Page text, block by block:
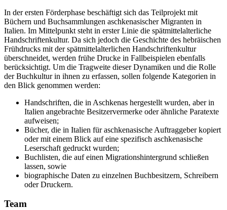
In der ersten Förderphase beschäftigt sich das Teilprojekt mit
Büchern und Buchsammlungen aschkenasischer Migranten in
Italien. Im Mittelpunkt steht in erster Linie die spätmittelalterliche
Handschriftenkultur. Da sich jedoch die Geschichte des hebräischen
Frühdrucks mit der spätmittelalterlichen Handschriftenkultur
überschneidet, werden frühe Drucke in Fallbeispielen ebenfalls
berücksichtigt. Um die Tragweite dieser Dynamiken und die Rolle
der Buchkultur in ihnen zu erfassen, sollen folgende Kategorien in
den Blick genommen werden:
Handschriften, die in Aschkenas hergestellt wurden, aber in
Italien angebrachte Besitzervermerke oder ähnliche Paratexte
aufweisen;
Bücher, die in Italien für aschkenasische Auftraggeber kopiert
oder mit einem Blick auf eine spezifisch aschkenasische
Leserschaft gedruckt wurden;
Buchlisten, die auf einen Migrationshintergrund schließen
lassen, sowie
biographische Daten zu einzelnen Buchbesitzern, Schreibern
oder Druckern.
Team